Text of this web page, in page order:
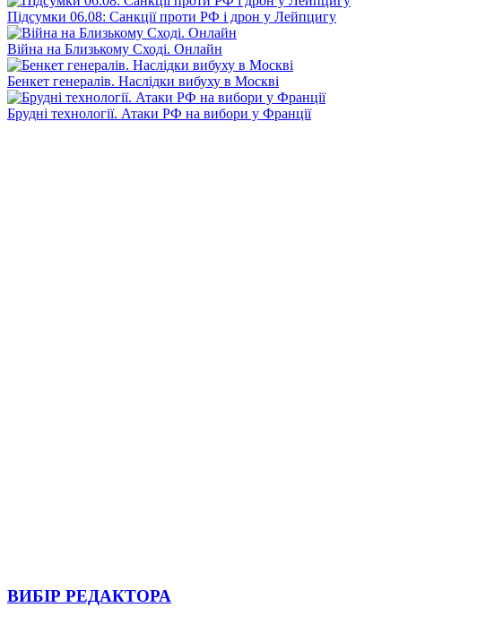
Підсумки 06.08: Санкції проти РФ і дрон у Лейпцигу
Війна на Близькому Сході. Онлайн
Бенкет генералів. Наслідки вибуху в Москві
Брудні технології. Атаки РФ на вибори у Франції
ВИБІР РЕДАКТОРА